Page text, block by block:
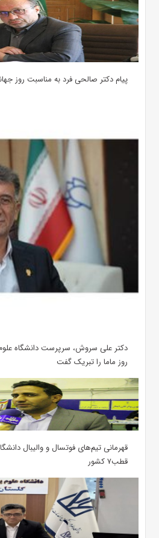
پیام دکتر صالحی فرد به مناسبت روز
دکتر علی سروش، سرپرست دانشگاه
روز ماما را تبریک گفت
قهرمانی تیم‌های فوتسال و والیبال
قطب۷ کشور